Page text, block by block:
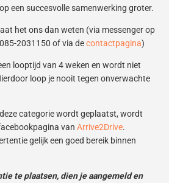
een succesvolle samenwerking groter.
het ons dan weten (via messenger op
2031150 of via decontactpagina)
looptijd van 4 weken en wordt niet
loop je nooit tegen onverwachte
categorie wordt geplaatst, wordt
van Arrive2Drive.
gelijk een goed bereik binnen
te plaatsen, dien je aangemeld en